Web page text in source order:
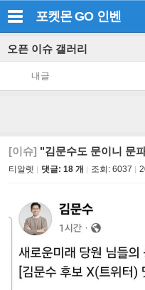
포켓몬 GO 인벤
오픈 이슈 갤러리
내글
[이슈] "김문수도 문이니 문
티알렛 댓글: 18 개 조회: 6037